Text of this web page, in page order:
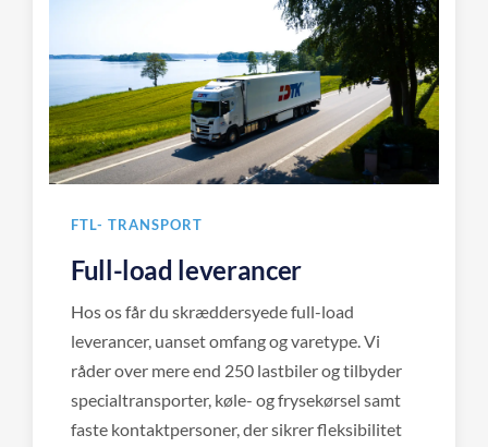
FTL- TRANSPORT
Full-load leverancer
Hos os får du skræddersyede full-load
leverancer, uanset omfang og varetype. Vi
råder over mere end 250 lastbiler og tilbyder
specialtransporter, køle- og frysekørsel samt
faste kontaktpersoner, der sikrer fleksibilitet